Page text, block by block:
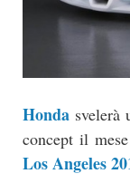
Honda svelerà
concept il
Los Angeles